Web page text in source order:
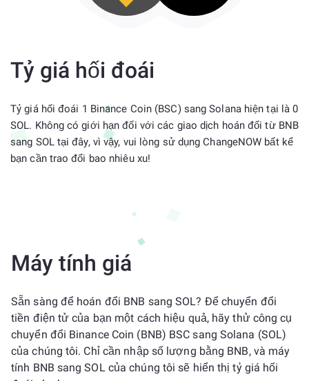
Tỷ giá hối đoái
Tỷ giá hối đoái 1 Binance Coin (BSC) sang Solana hiện tại là 0
SOL. Không có giới hạn đối với các giao dịch hoán đổi từ BNB
sang SOL tại đây, vì vậy, vui lòng sử dụng ChangeNOW bất kể
bạn cần trao đổi bao nhiêu xu!
Máy tính giá
Sẵn sàng để hoán đổi BNB sang SOL? Để chuyển đổi
tiền điện tử của bạn một cách hiệu quả, hãy thử công cụ
chuyển đổi Binance Coin (BNB) BSC sang Solana (SOL)
của chúng tôi. Chỉ cần nhập số lượng bằng BNB, và máy
tính BNB sang SOL của chúng tôi sẽ hiển thị tỷ giá hối